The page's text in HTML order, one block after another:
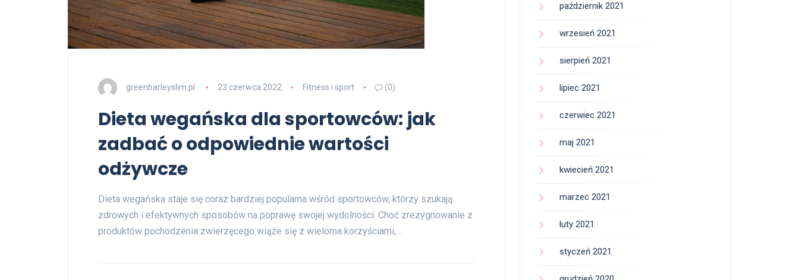
greenbarleyslim.pl 23 czerwca 2022 Fitness i sport (0)
Dieta wegańska dla sportowców: jak
zadbać o odpowiednie wartości
odżywcze
Dieta wegańska staje się coraz bardziej popularna wśród sportowców, którzy szukają
zdrowych i efektywnych sposobów na poprawę swojej wydolności. Choć zrezygnowanie z
produktów pochodzenia zwierzęcego wiąże się z wieloma korzyściami,…
październik 2021
wrzesień 2021
sierpień 2021
lipiec 2021
czerwiec 2021
maj 2021
kwiecień 2021
marzec 2021
luty 2021
styczeń 2021